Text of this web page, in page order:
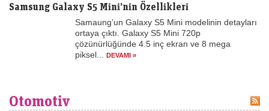
Samsung Galaxy S5 Mini’nin Özellikleri
Samaung’un Galaxy S5 Mini modelinin detayları
ortaya çıktı. Galaxy S5 Mini 720p
çözünürlüğünde 4.5 inç ekran ve 8 mega
piksel... DEVAMI »
Otomotiv